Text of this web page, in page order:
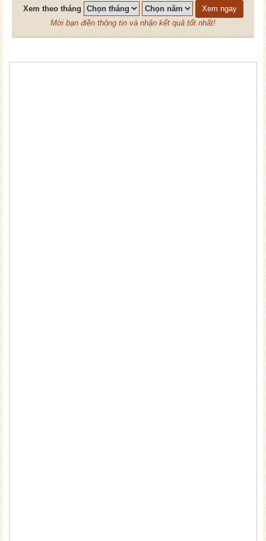
Xem theo tháng
Xem ngay
Mời bạn điền thông tin và nhận kết quả tốt nhất!